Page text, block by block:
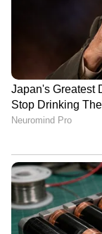
പൊലീസിനെ
ആയങ്കി;
പരിഹാസം |
കണ്ണൂരിലെ
നേതാവ് കല്ല്
case